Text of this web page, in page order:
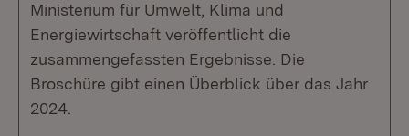
Ministerium für Umwelt, Klima und
Energiewirtschaft veröffentlicht die
zusammengefassten Ergebnisse. Die
Broschüre gibt einen Überblick über das Jahr
2024.